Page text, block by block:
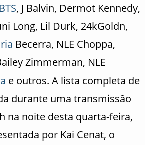
BTS, J Balvin, Dermot Kennedy,
Long, Lil Durk, 24kGoldn,
Becerra, NLE Choppa,
Zimmerman, NLE
e outros. A lista completa de
durante uma transmissão
na noite desta quarta-feira,
por Kai Cenat, o